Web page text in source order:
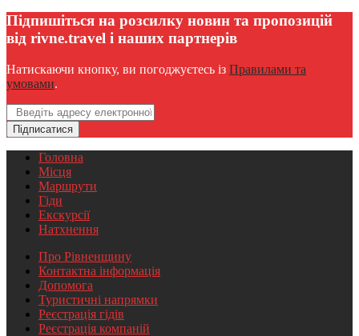
Підпишіться на розсилку новин та пропозицій
від rivne.travel і наших партнерів
Натискаючи кнопку, ви погоджуєтесь із Правилами та
умовами.
Email
Підписатися
Головна
Місця
Маршрути
Гіди
Екскурсії
Натхнення
Про Рівненщину
Контактна інформація
Допомога
Туристичні напрямки
Реєстрація гідів
Реєстрація компаній